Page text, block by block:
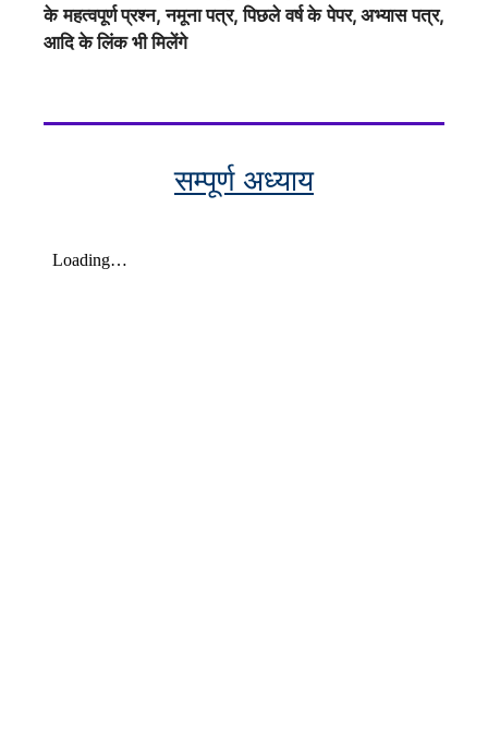
के महत्वपूर्ण प्रश्न, नमूना पत्र, पिछले वर्ष के पेपर, अभ्यास पत्र,
आदि के लिंक भी मिलेंगे
सम्पूर्ण अध्याय